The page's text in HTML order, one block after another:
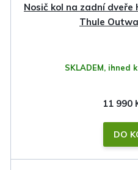
Nosič kol na zadní dveře
Thule
SKLADEM, ihned
11 990
DO